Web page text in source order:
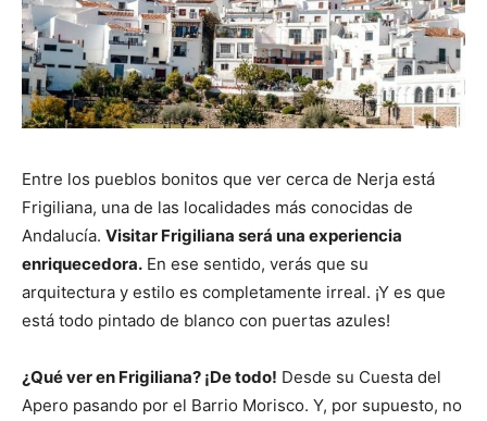
Entre los pueblos bonitos que ver cerca de Nerja está
Frigiliana, una de las localidades más conocidas de
Andalucía. Visitar Frigiliana será una experiencia
enriquecedora. En ese sentido, verás que su
arquitectura y estilo es completamente irreal. ¡Y es que
está todo pintado de blanco con puertas azules!
¿Qué ver en Frigiliana? ¡De todo! Desde su Cuesta del
Apero pasando por el Barrio Morisco. Y, por supuesto, no